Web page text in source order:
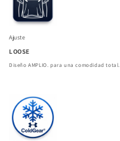
Ajuste
LOOSE
Diseño AMPLIO. para una comodidad total.